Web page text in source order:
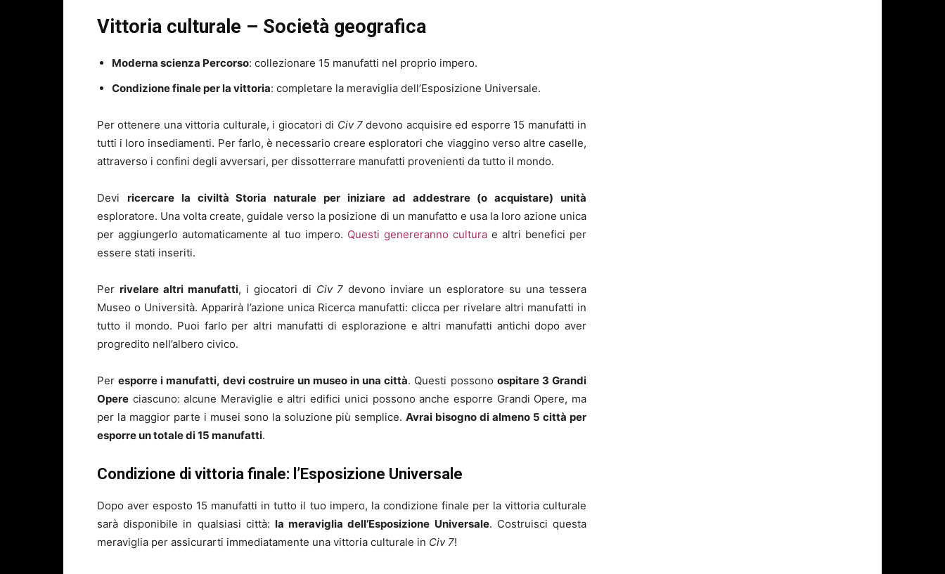
Vittoria culturale – Società geografica
Moderna scienza Percorso: collezionare 15 manufatti nel proprio impero.
Condizione finale per la vittoria: completare la meraviglia dell’Esposizione Universale.
Per ottenere una vittoria culturale, i giocatori di Civ 7devono acquisire ed esporre 15 manufatti in
tutti i loro insediamenti. Per farlo, è necessario creare esploratori che viaggino verso altre caselle,
attraverso i confini degli avversari, per dissotterrare manufatti provenienti da tutto il mondo.
Devi ricercare la civiltà Storia naturale per iniziare ad addestrare (o acquistare) unità
esploratore. Una volta create, guidale verso la posizione di un manufatto e usa la loro azione unica
per aggiungerlo automaticamente al tuo impero. Questi genereranno cultura e altri benefici per
essere stati inseriti.
Per rivelare altri manufatti, i giocatori di Civ 7 devono inviare un esploratore su una tessera
Museo o Università. Apparirà l’azione unica Ricerca manufatti: clicca per rivelare altri manufatti in
tutto il mondo. Puoi farlo per altri manufatti di esplorazione e altri manufatti antichi dopo aver
progredito nell’albero civico.
Peresporre i manufatti, devi costruire un museo in una città. Questi possono ospitare 3 Grandi
Opere ciascuno: alcune Meraviglie e altri edifici unici possono anche esporre Grandi Opere, ma
per la maggior parte i musei sono la soluzione più semplice.Avrai bisogno di almeno 5 città per
esporre un totale di 15 manufatti.
Condizione di vittoria finale: l’Esposizione Universale
Dopo aver esposto 15 manufatti in tutto il tuo impero, la condizione finale per la vittoria culturale
sarà disponibile in qualsiasi città: la meraviglia dell’Esposizione Universale. Costruisci questa
meraviglia per assicurarti immediatamente una vittoria culturale in Civ 7!